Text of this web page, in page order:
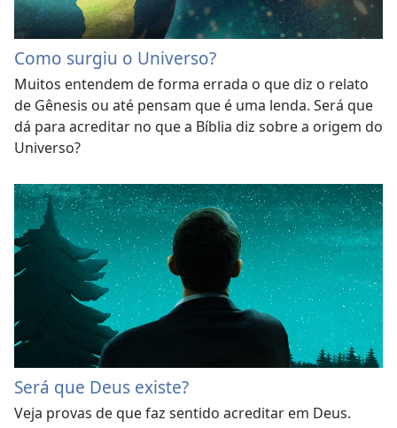
Como surgiu o Universo?
Muitos entendem de forma errada o que diz o relato
de Gênesis ou até pensam que é uma lenda. Será que
dá para acreditar no que a Bíblia diz sobre a origem do
Universo?
Será que Deus existe?
Veja provas de que faz sentido acreditar em Deus.